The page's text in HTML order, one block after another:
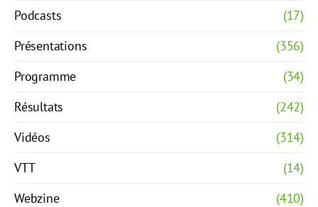
Podcasts
(17)
Présentations
(356)
Programme
(34)
Résultats
(242)
Vidéos
(314)
VTT
(14)
Webzine
(410)